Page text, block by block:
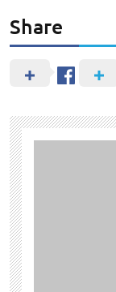
Share